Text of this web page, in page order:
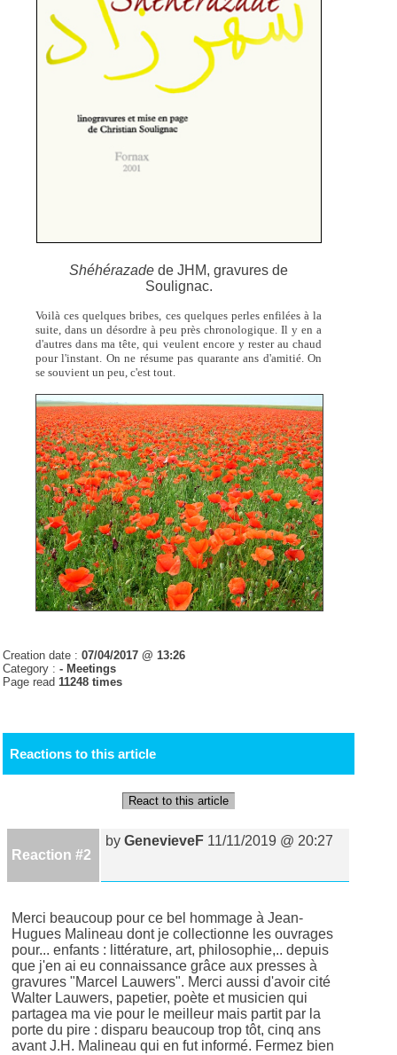
Shéhérazade de JHM, gravures de
Soulignac.
Voilà ces quelques bribes, ces quelques perles enfilées à la
suite, dans un désordre à peu près chronologique. Il y en a
d'autres dans ma tête, qui veulent encore y rester au chaud
pour l'instant. On ne résume pas quarante ans d'amitié. On
se souvient un peu, c'est tout.
Creation date :07/04/2017 @ 13:26
Category :- Meetings
Page read 11248 times
Reactions to this article
React to this article
Reaction #2
byGenevieveF 11/11/2019 @ 20:27
Merci beaucoup pour ce bel hommage à Jean-
Hugues Malineau dont je collectionne les ouvrages
pour... enfants : littérature, art, philosophie,.. depuis
que j'en ai eu connaissance grâce aux presses à
gravures "Marcel Lauwers". Merci aussi d'avoir cité
Walter Lauwers, papetier, poète et musicien qui
partagea ma vie pour le meilleur mais partit par la
porte du pire : disparu beaucoup trop tôt, cinq ans
avant J.H. Malineau qui en fut informé. Fermez bien